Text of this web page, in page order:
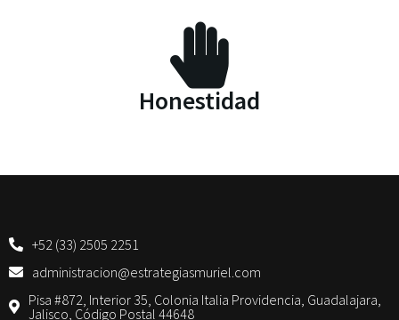
Honestidad
+52 (33) 2505 2251
administracion@estrategiasmuriel.com
Pisa #872, Interior 35, Colonia Italia Providencia, Guadalajara,
Jalisco, Código Postal 44648